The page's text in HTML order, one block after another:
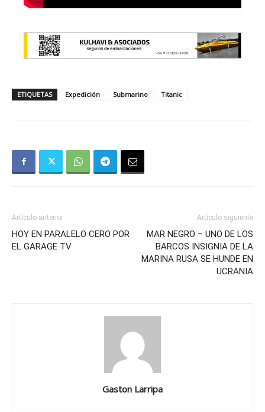
ETIQUETAS Expedición Submarino Titanic
Artículo anterior
HOY EN PARALELO CERO POR
EL GARAGE TV
Artículo siguiente
MAR NEGRO – UNO DE LOS
BARCOS INSIGNIA DE LA
MARINA RUSA SE HUNDE EN
UCRANIA
Gaston Larripa